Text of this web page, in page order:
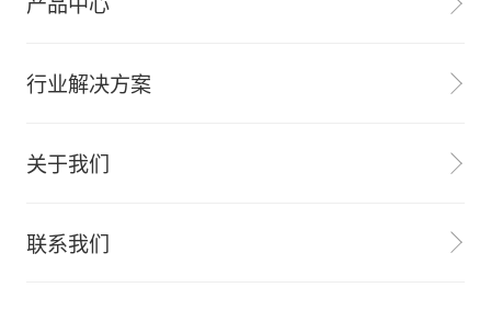
银行移动支付系统
电子会员卡
行业解决方案
银行
发票
关于我们
公司介绍
联系我们